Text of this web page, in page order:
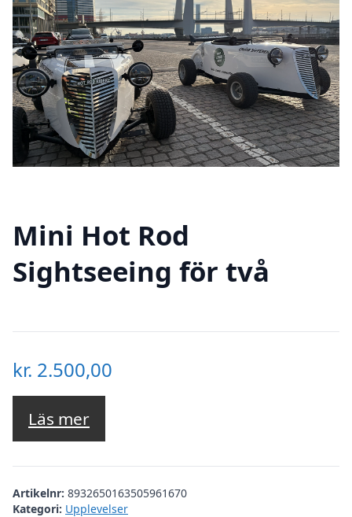
Mini Hot Rod
Sightseeing för två
kr. 2.500,00
Läs mer
Artikelnr: 8932650163505961670
Kategori: Upplevelser